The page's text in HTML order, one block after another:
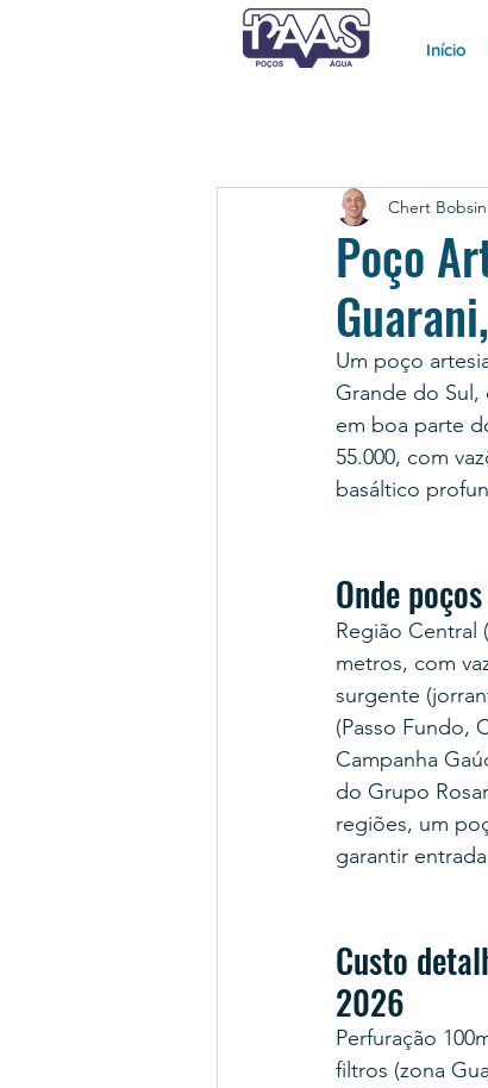
Início
Poço
Chert Bobsin
Um poço
Grande do Sul,
em boa parte
55.000, com
basáltico
Onde
Região Central
metros, com
surgente
(Passo Fundo,
Campanha
do Grupo
regiões, um
garantir
Custo
2026
Perfuração
filtros (zona